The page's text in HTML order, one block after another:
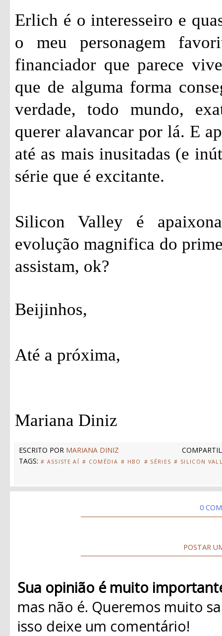
Erlich é o interesseiro e
o meu personagem
financiador que parece
que de alguma forma
verdade, todo mundo,
querer alavancar por lá. E
até as mais inusitadas (e
série que é excitante.
Silicon Valley é
evolução magnifica do
assistam, ok?
Beijinhos,
Até a próxima,
Mariana Diniz
ESCRITO POR MARIANA DINIZ
TAGS: # ASSISTE AÍ # COMÉDIA # HBO # SÉRIES # SILICON
0
POSTAR
Sua opinião é muito
mas não é. Queremos muito
isso deixe um comentário!